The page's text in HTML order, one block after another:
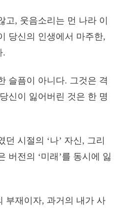
고, 웃음소리는 먼 나라 이
당신의 인생에서 마주한,
.
슬픔이 아니다. 그것은 격
신이 잃어버린 것은 한 명
시절의 ‘나’ 자신, 그리
버전의 ‘미래’를 동시에 잃
부재이자, 과거의 내가 사